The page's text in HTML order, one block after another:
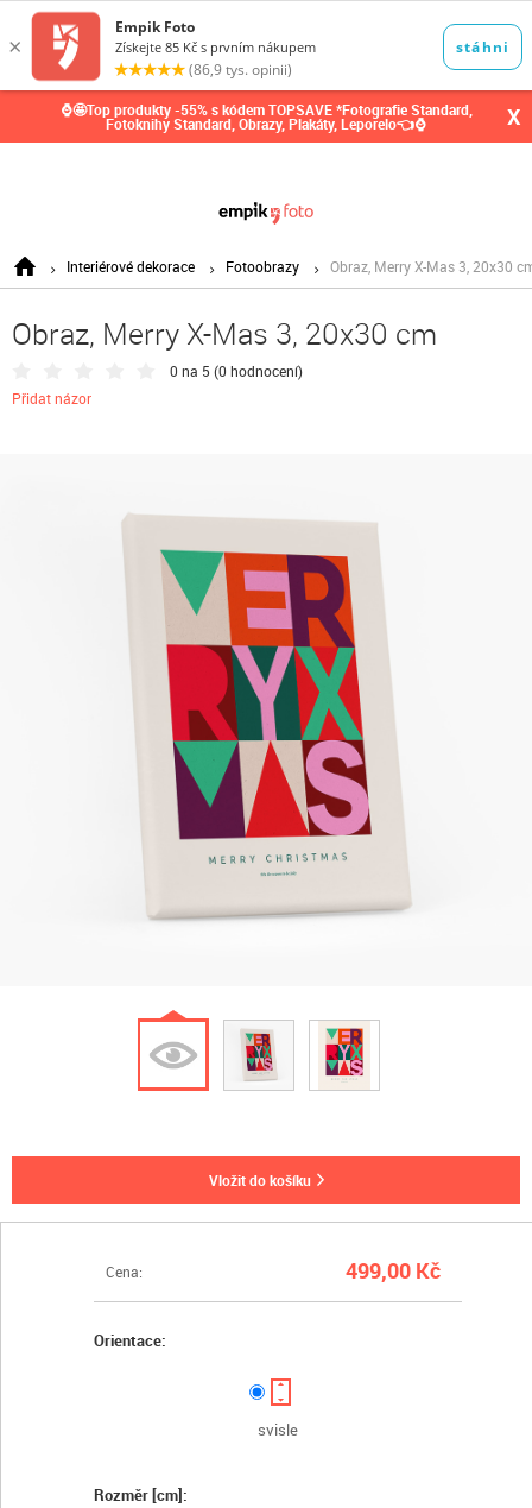
⌚🤩Top produkty -55% s kódem TOPSAVE *Fotografie Standard,
Fotoknihy Standard, Obrazy, Plakáty, Leporelo👈⌚ X
Interiérové dekorace Fotoobrazy Obraz, Merry X-Mas 3, 20x30
Obraz, Merry X-Mas 3, 20x30 cm
0 na 5 (0 hodnocení)
Přidat názor
Cena: 499,00 Kč
Orientace:
svisle
Rozměr [cm]:
vložit do košíku